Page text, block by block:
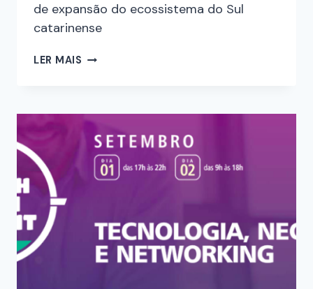
de expansão do ecossistema do Sul
catarinense
LER MAIS